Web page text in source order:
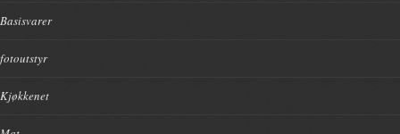
Basisvarer
fotoutstyr
Kjøkkenet